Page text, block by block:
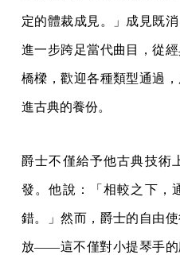
定的體裁成見。」成見既
進一步跨足當代曲目，從
橋樑，歡迎各種類型通過
進古典的養份。
爵士不僅給予他古典技術
發。他說：「相較之下，
錯。」然而，爵士的自由
放——這不僅對小提琴手的